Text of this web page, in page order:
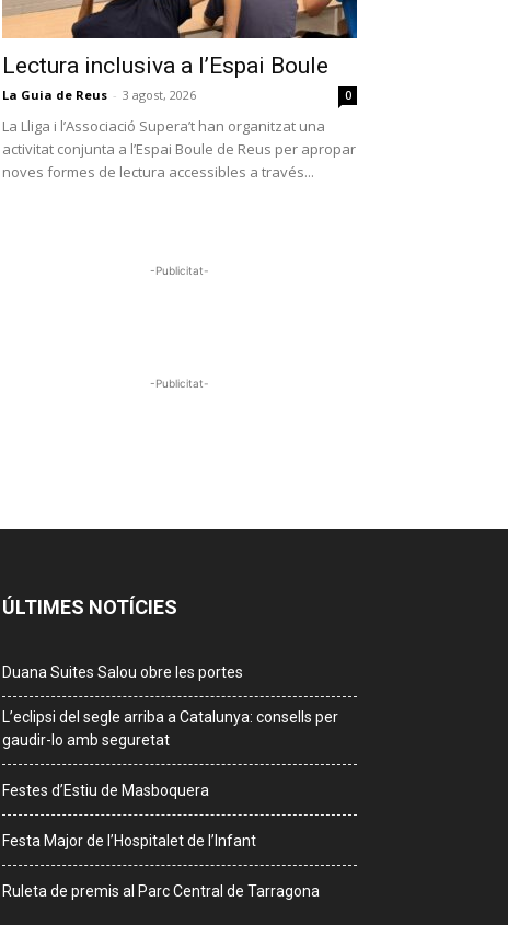
Lectura inclusiva a l’Espai Boule
La Guia de Reus - 3 agost, 2026 0
La Lliga i l’Associació Supera’t han organitzat una
activitat conjunta a l’Espai Boule de Reus per apropar
noves formes de lectura accessibles a través...
-Publicitat-
-Publicitat-
ÚLTIMES NOTÍCIES
Duana Suites Salou obre les portes
L’eclipsi del segle arriba a Catalunya: consells per
gaudir-lo amb seguretat
Festes d’Estiu de Masboquera
Festa Major de l’Hospitalet de l’Infant
Ruleta de premis al Parc Central de Tarragona